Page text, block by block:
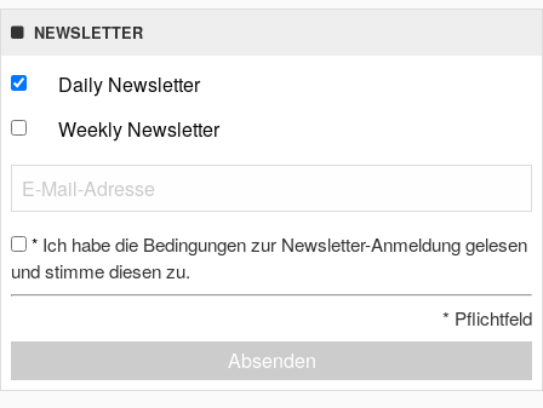
NEWSLETTER
Daily Newsletter
Weekly Newsletter
* Ich habe die Bedingungen zur Newsletter-Anmeldung gelesen
und stimme diesen zu.
* Pflichtfeld
Absenden